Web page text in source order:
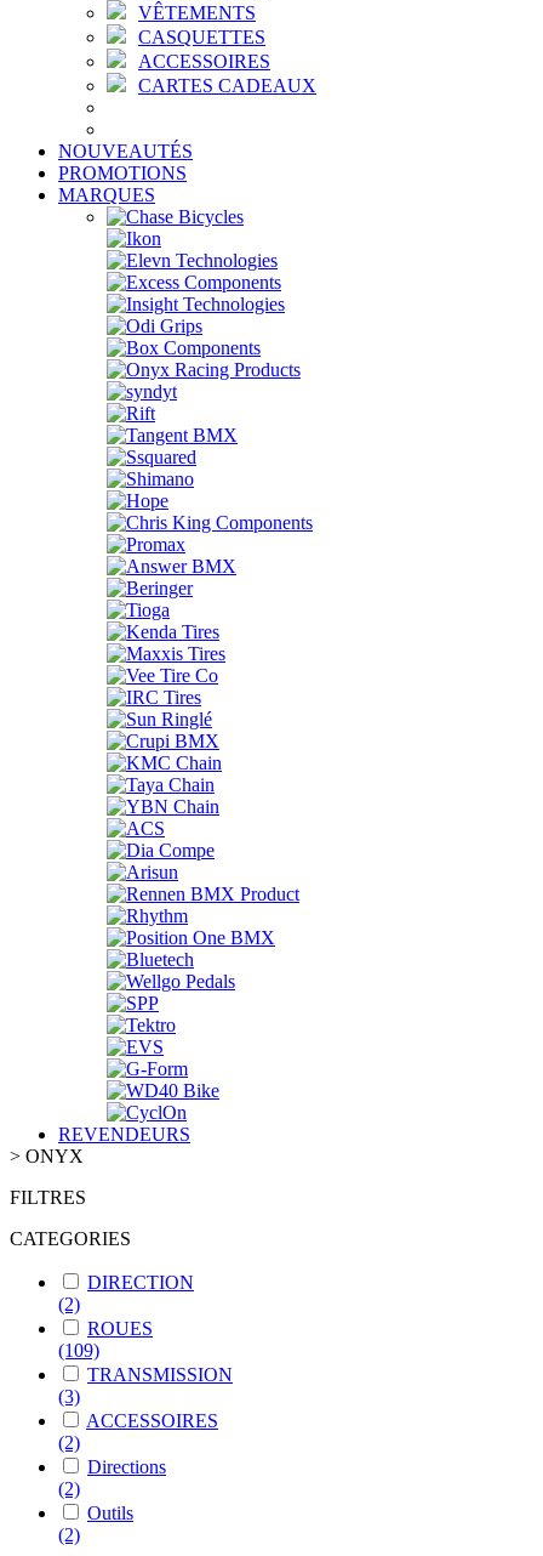
VÊTEMENTS
CASQUETTES
ACCESSOIRES
CARTES CADEAUX
NOUVEAUTÉS
PROMOTIONS
MARQUES
REVENDEURS
> ONYX
FILTRES
CATEGORIES
DIRECTION
(2)
ROUES
(109)
TRANSMISSION
(3)
ACCESSOIRES
(2)
Directions
(2)
Outils
(2)